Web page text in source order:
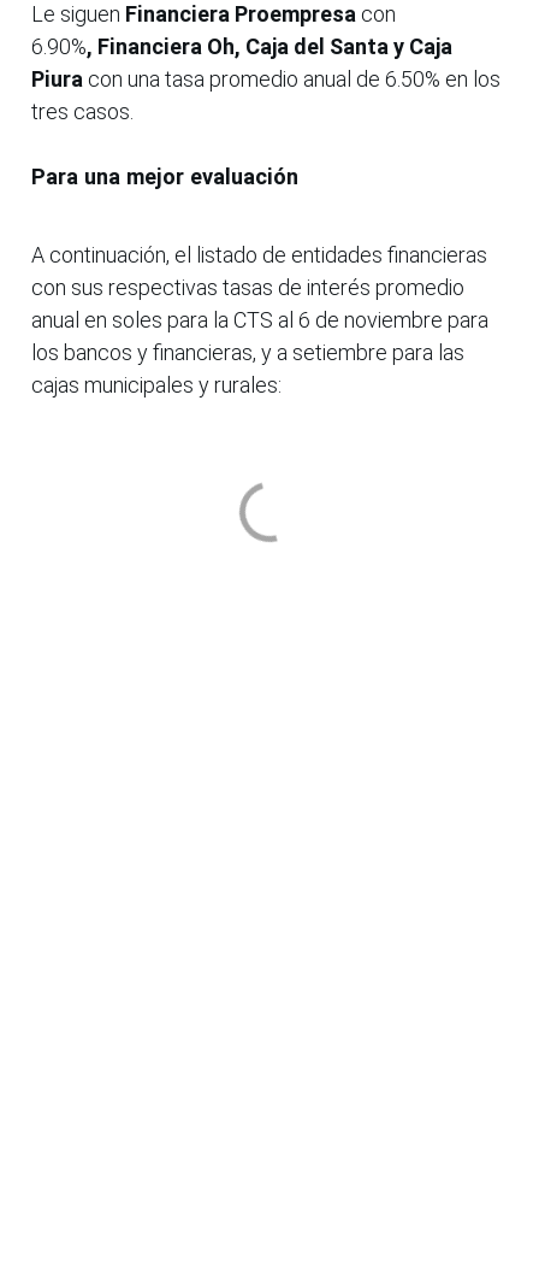
Le siguen Financiera Proempresa con
6.90%, Financiera Oh, Caja del Santa y Caja
Piura con una tasa promedio anual de 6.50% en los
tres casos.
Para una mejor evaluación
A continuación, el listado de entidades financieras
con sus respectivas tasas de interés promedio
anual en soles para la CTS al 6 de noviembre para
los bancos y financieras, y a setiembre para las
cajas municipales y rurales: